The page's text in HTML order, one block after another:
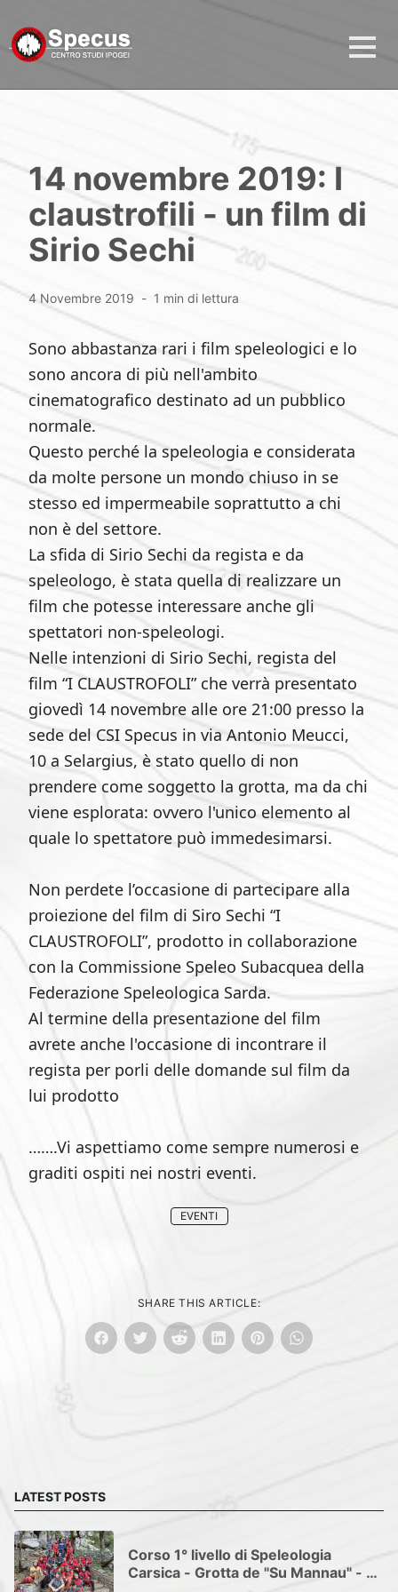
14 novembre 2019: I
claustrofili - un film di
Sirio Sechi
4 Novembre 2019 1 min di lettura
Sono abbastanza rari i film speleologici e lo
sono ancora di più nell'ambito
cinematografico destinato ad un pubblico
normale.
Questo perché la speleologia e considerata
da molte persone un mondo chiuso in se
stesso ed impermeabile soprattutto a chi
non è del settore.
La sfida di Sirio Sechi da regista e da
speleologo, è stata quella di realizzare un
film che potesse interessare anche gli
spettatori non-speleologi.
Nelle intenzioni di Sirio Sechi, regista del
film “I CLAUSTROFOLI” che verrà presentato
giovedì 14 novembre alle ore 21:00 presso la
sede del CSI Specus in via Antonio Meucci,
10 a Selargius, è stato quello di non
prendere come soggetto la grotta, ma da chi
viene esplorata: ovvero l'unico elemento al
quale lo spettatore può immedesimarsi.
Non perdete l’occasione di partecipare alla
proiezione del film di Siro Sechi “I
CLAUSTROFOLI”, prodotto in collaborazione
con la Commissione Speleo Subacquea della
Federazione Speleologica Sarda.
Al termine della presentazione del film
avrete anche l'occasione di incontrare il
regista per porli delle domande sul film da
lui prodotto
…….Vi aspettiamo come sempre numerosi e
graditi ospiti nei nostri eventi.
EVENTI
SHARE THIS ARTICLE:
LATEST POSTS
Corso 1° livello di Speleologia
Carsica - Grotta de "Su Mannau" - 10